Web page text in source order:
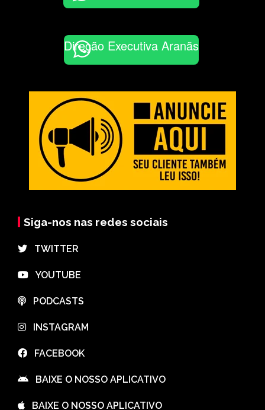
Direção Executiva Aranãs
Siga-nos nas redes sociais
⠀TWITTER
⠀YOUTUBE
⠀PODCASTS
⠀INSTAGRAM
⠀FACEBOOK
⠀BAIXE O NOSSO APLICATIVO
⠀BAIXE O NOSSO APLICATIVO